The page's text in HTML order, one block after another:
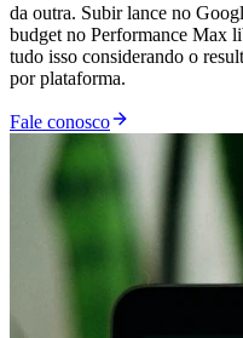
da outra. Subir lance no
budget no Performance Max
tudo isso considerando o
por plataforma.
Fale conosco